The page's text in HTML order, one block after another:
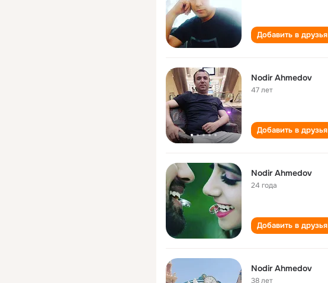
Добавить в друзья
Nodir Ahmedov
47 лет
Добавить в друзья
Nodir Ahmedov
24 года
Добавить в друзья
Nodir Ahmedov
38 лет